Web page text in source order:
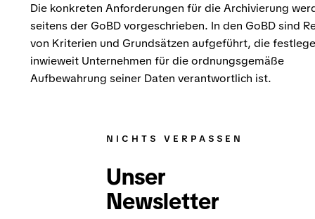
Die konkreten Anforderungen für die Archivierung
seitens der GoBD vorgeschrieben. In den GoBD sind
von Kriterien und Grundsätzen aufgeführt, die
inwieweit Unternehmen für die ordnungsgemäße
Aufbewahrung seiner Daten verantwortlich ist.
NICHTS VERPASSEN
Unser
Newsletter